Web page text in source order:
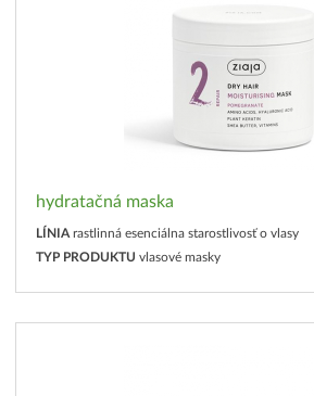
hydratačná maska
LÍNIA rastlinná esenciálna starostlivosť o vlasy
TYP PRODUKTU vlasové masky